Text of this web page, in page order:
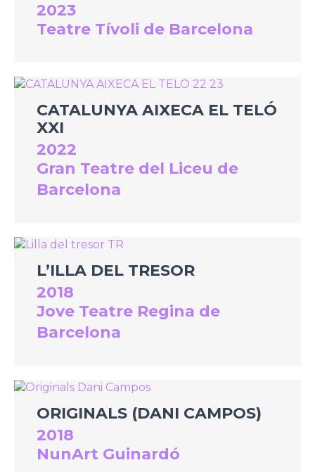
2023
Teatre Tívoli de Barcelona
CATALUNYA AIXECA EL TELÓ
XXI
2022
Gran Teatre del Liceu de
Barcelona
L’ILLA DEL TRESOR
2018
Jove Teatre Regina de
Barcelona
ORIGINALS (DANI CAMPOS)
2018
NunArt Guinardó